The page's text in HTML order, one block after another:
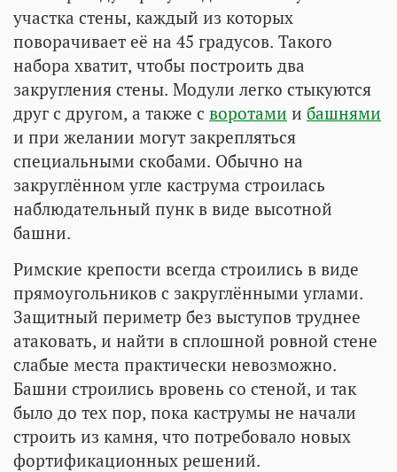
участка стены, каждый из которых
поворачивает её на 45 градусов. Такого
набора хватит, чтобы построить два
закругления стены. Модули легко стыкуются
друг с другом, а также с воротами и башнями
и при желании могут закрепляться
специальными скобами. Обычно на
закруглённом угле каструма строилась
наблюдательный пунк в виде высотной
башни.
Римские крепости всегда строились в виде
прямоугольников с закруглёнными углами.
Защитный периметр без выступов труднее
атаковать, и найти в сплошной ровной стене
слабые места практически невозможно.
Башни строились вровень со стеной, и так
было до тех пор, пока каструмы не начали
строить из камня, что потребовало новых
фортификационных решений.